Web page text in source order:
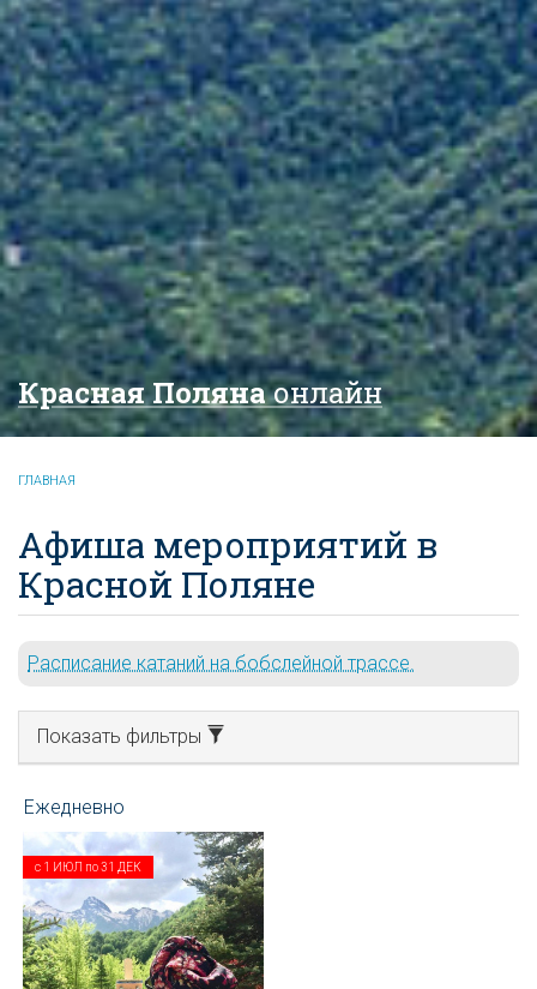
Красная Полянаонлайн
ГЛАВНАЯ
Афиша мероприятий в
Красной Поляне
Расписание катаний на бобслейной трассе.
Показать фильтры
с 1 ИЮЛ по31 ДЕК